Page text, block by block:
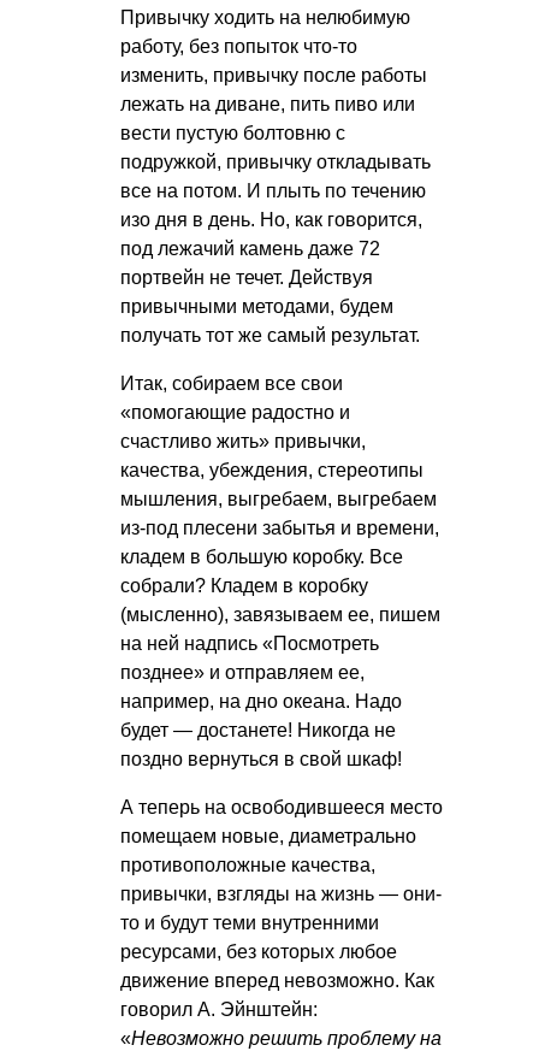
Привычку ходить на нелюбимую
работу, без попыток что-то
изменить, привычку после работы
лежать на диване, пить пиво или
вести пустую болтовню с
подружкой, привычку откладывать
все на потом. И плыть по течению
изо дня в день. Но, как говорится,
под лежачий камень даже 72
портвейн не течет. Действуя
привычными методами, будем
получать тот же самый результат.
Итак, собираем все свои
«помогающие радостно и
счастливо жить» привычки,
качества, убеждения, стереотипы
мышления, выгребаем, выгребаем
из-под плесени забытья и времени,
кладем в большую коробку. Все
собрали? Кладем в коробку
(мысленно), завязываем ее, пишем
на ней надпись «Посмотреть
позднее» и отправляем ее,
например, на дно океана. Надо
будет — достанете! Никогда не
поздно вернуться в свой шкаф!
А теперь на освободившееся место
помещаем новые, диаметрально
противоположные качества,
привычки, взгляды на жизнь — они-
то и будут теми внутренними
ресурсами, без которых любое
движение вперед невозможно. Как
говорил А. Эйнштейн:
«Невозможно решить проблему на